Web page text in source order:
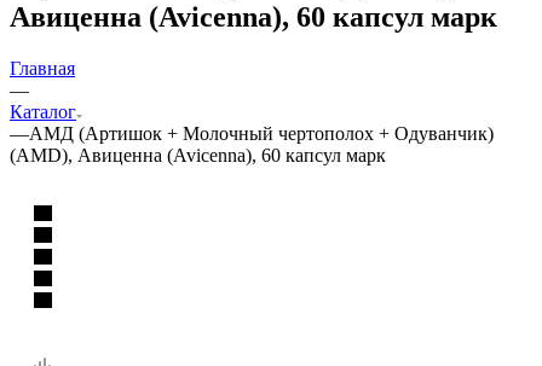
Авиценна (Avicenna), 60 капсул марк
Главная
—
Каталог
—АМД (Артишок + Молочный чертополох + Одуванчик)
(AMD), Авиценна (Avicenna), 60 капсул марк